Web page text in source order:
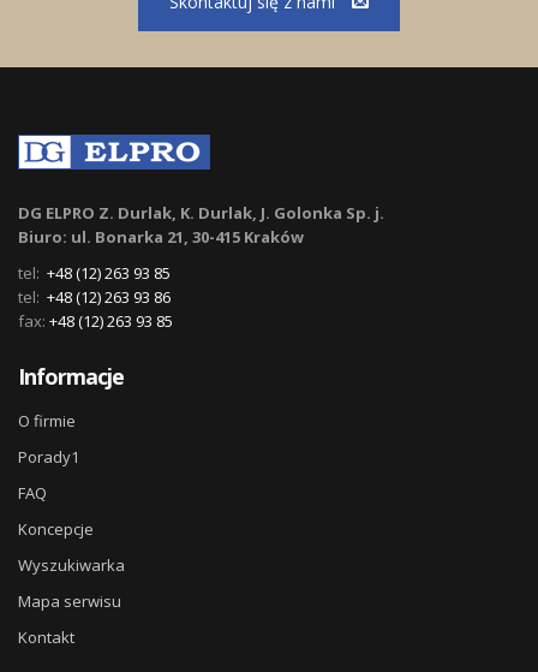
DG ELPRO Z. Durlak, K. Durlak, J. Golonka Sp. j.
Biuro: ul. Bonarka 21, 30-415 Kraków
tel: +48 (12) 263 93 85
tel: +48 (12) 263 93 86
fax: +48 (12) 263 93 85
Informacje
O firmie
Porady1
FAQ
Koncepcje
Wyszukiwarka
Mapa serwisu
Kontakt